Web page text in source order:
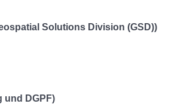
Solutions Division (GSD))
und DGPF)